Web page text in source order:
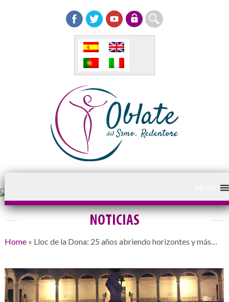
NOTICIAS
Home» Lloc de la Dona: 25 años abriendo horizontes y más…